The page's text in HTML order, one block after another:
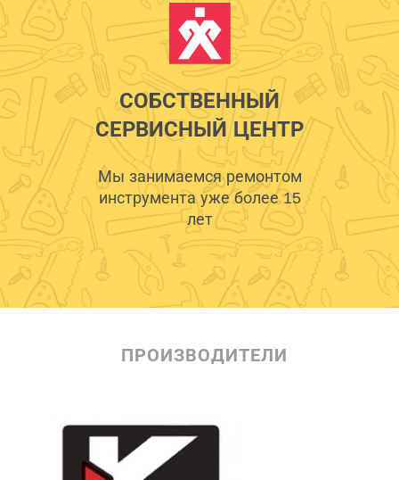
СОБСТВЕННЫЙ
СЕРВИСНЫЙ ЦЕНТР
Мы занимаемся ремонтом
инструмента уже более 15
лет
ПРОИЗВОДИТЕЛИ